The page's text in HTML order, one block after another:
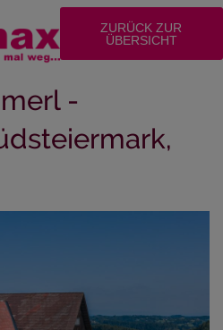
ZURÜCK ZUR
ÜBERSICHT
-